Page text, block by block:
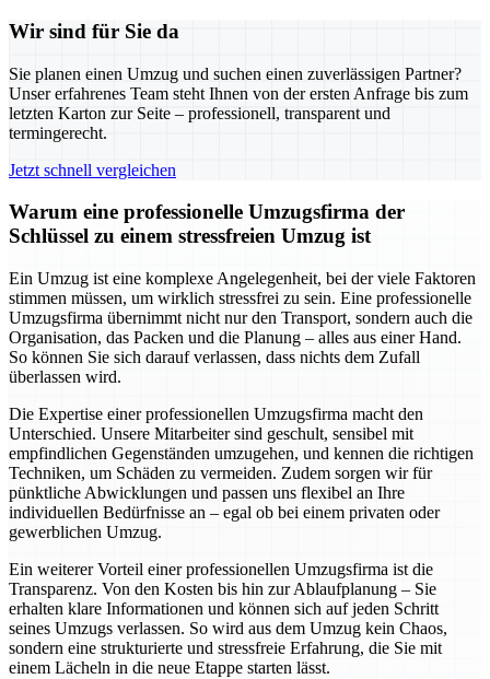
Wir sind für Sie da
Sie planen einen Umzug und suchen einen zuverlässigen Partner?
Unser erfahrenes Team steht Ihnen von der ersten Anfrage bis zum
letzten Karton zur Seite – professionell, transparent und
termingerecht.
Jetzt schnell vergleichen
Warum eine professionelle Umzugsfirma der
Schlüssel zu einem stressfreien Umzug ist
Ein Umzug ist eine komplexe Angelegenheit, bei der viele Faktoren
stimmen müssen, um wirklich stressfrei zu sein. Eine professionelle
Umzugsfirma übernimmt nicht nur den Transport, sondern auch die
Organisation, das Packen und die Planung – alles aus einer Hand.
So können Sie sich darauf verlassen, dass nichts dem Zufall
überlassen wird.
Die Expertise einer professionellen Umzugsfirma macht den
Unterschied. Unsere Mitarbeiter sind geschult, sensibel mit
empfindlichen Gegenständen umzugehen, und kennen die richtigen
Techniken, um Schäden zu vermeiden. Zudem sorgen wir für
pünktliche Abwicklungen und passen uns flexibel an Ihre
individuellen Bedürfnisse an – egal ob bei einem privaten oder
gewerblichen Umzug.
Ein weiterer Vorteil einer professionellen Umzugsfirma ist die
Transparenz. Von den Kosten bis hin zur Ablaufplanung – Sie
erhalten klare Informationen und können sich auf jeden Schritt
seines Umzugs verlassen. So wird aus dem Umzug kein Chaos,
sondern eine strukturierte und stressfreie Erfahrung, die Sie mit
einem Lächeln in die neue Etappe starten lässt.